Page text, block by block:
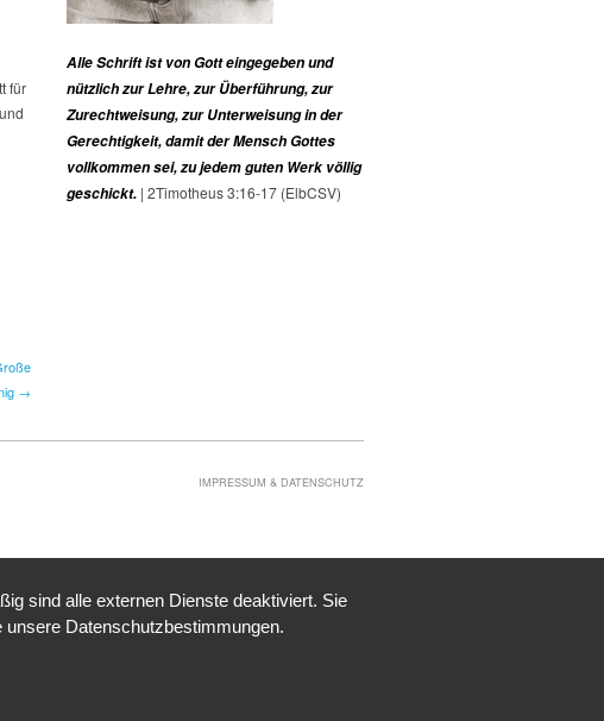
für
→
Alle Schrift ist von Gott eingegeben und
nützlich zur Lehre, zur Überführung, zur
Zurechtweisung, zur Unterweisung in der
Gerechtigkeit, damit der Mensch Gottes
vollkommen sei, zu jedem guten Werk völlig
geschickt. | 2Timotheus 3:16-17 (ElbCSV)
IMPRESSUM & DATENSCHUTZ
sind alle externen Dienste deaktiviert. Sie
unsere Datenschutzbestimmungen.